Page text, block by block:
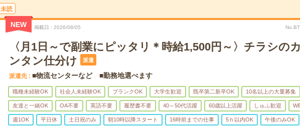
未読
NEW 掲載日 2026/08/05
〈月1日～で副業にピッタリ＊時給1,500円～〉チラシのカ
ンタン仕分け
派遣
派遣先 ■物流センターなど ■勤務地選べます
職種未経験OK 社会人未経験OK ブランクOK 大学生歓迎 既卒第二新卒OK 10名以上の大量募集
友達と一緒OK OA不要 英語不要 履歴書不要 40～50代活躍 60歳以上活躍 しゅふ歓迎
週1OK 平日休 土日祝のみ 朝10時以降スタート 16時前までの仕事 5ｈ以内OK 午後のみOK